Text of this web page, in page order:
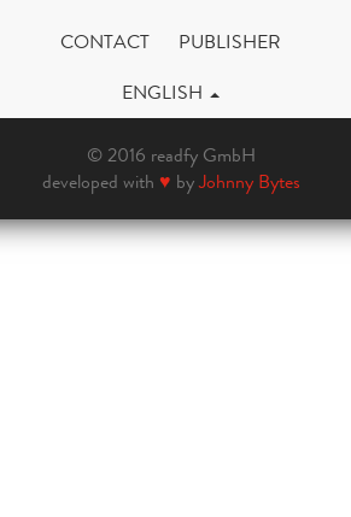
CONTACT
PUBLISHER
ENGLISH
© 2016 readfy GmbH
developed with ♥ byJohnny Bytes